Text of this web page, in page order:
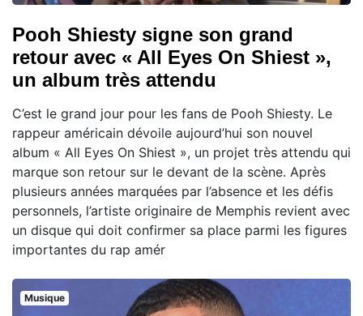
Pooh Shiesty signe son grand
retour avec « All Eyes On Shiest »,
un album très attendu
C’est le grand jour pour les fans de Pooh Shiesty. Le
rappeur américain dévoile aujourd’hui son nouvel
album « All Eyes On Shiest », un projet très attendu qui
marque son retour sur le devant de la scène. Après
plusieurs années marquées par l’absence et les défis
personnels, l’artiste originaire de Memphis revient avec
un disque qui doit confirmer sa place parmi les figures
importantes du rap amér
Musique